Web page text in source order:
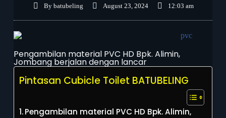
By batubeling August 23, 2024 12:03 am
Pengambilan material PVC HD Bpk. Alimin,
Jombang berjalan dengan lancar
Pintasan Cubicle Toilet BATUBELING
Pengambilan material PVC HD Bpk. Alimin,